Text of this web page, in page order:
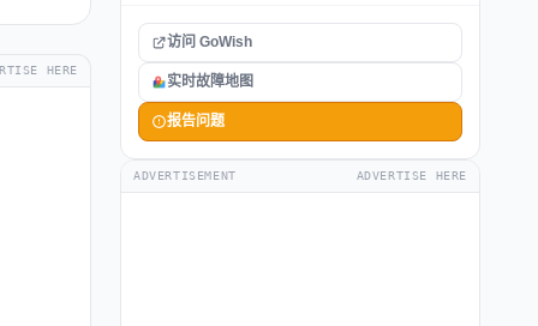
HERE
访问 GoWish
实时故障地图
报告问题
ADVERTISEMENT ADVERTISE HERE